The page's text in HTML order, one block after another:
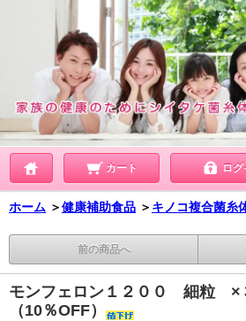
カート ロ
ホーム ＞健康補助食品 ＞ キノコ複合菌糸
前の商品へ
モンフェロン１２００ 細粒 ×
（10％OFF）